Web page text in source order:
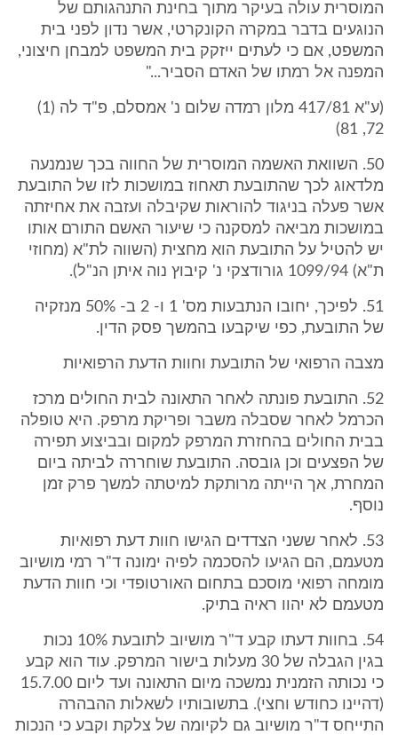
המוסרית עולה בעיקר מתוך בחינת התנהגותם של
הנוגעים בדבר במקרה הקונקרטי, אשר נדון לפני בית
המשפט, אם כי לעתים ייזקק בית המשפט למבחן חיצוני,
המפנה אל רמתו של האדם הסביר..."
(ע"א 417/81 מלון רמדה שלום נ' אמסלם, פ"ד לה (1)
72, 81)
50. השוואת האשמה המוסרית של החווה בכך שנמנעה
מלדאוג לכך שהתובעת תאחוז במושכות לזו של התובעת
אשר פעלה בניגוד להוראות שקיבלה ועזבה את אחיזתה
במושכות מביאה למסקנה כי שיעור האשם התורם אותו
יש להטיל על התובעת הוא מחצית (השווה לת"א (מחוזי
ת"א) 1099/94 גורודצקי נ' קיבוץ נוה איתן הנ"ל).
51. לפיכך, יחובו הנתבעות מס' 1 ו- 2 ב- 50% מנזקיה
של התובעת, כפי שיקבעו בהמשך פסק הדין.
מצבה הרפואי של התובעת וחוות הדעת הרפואיות
52. התובעת פונתה לאחר התאונה לבית החולים מרכז
הכרמל לאחר שסבלה משבר ופריקת מרפק. היא טופלה
בבית החולים בהחזרת המרפק למקום ובביצוע תפירה
של הפצעים וכן גובסה. התובעת שוחררה לביתה ביום
המחרת, אך הייתה מרותקת למיטתה למשך פרק זמן
נוסף.
53. לאחר ששני הצדדים הגישו חוות דעת רפואיות
מטעמם, הם הגיעו להסכמה לפיה ימונה ד"ר רמי מושיוב
מומחה רפואי מוסכם בתחום האורטופדי וכי חוות הדעת
מטעמם לא יהוו ראיה בתיק.
54. בחוות דעתו קבע ד"ר מושיוב לתובעת 10% נכות
בגין הגבלה של 30 מעלות בישור המרפק. עוד הוא קבע
כי נכותה הזמנית נמשכה מיום התאונה ועד ליום 15.7.00
(דהיינו כחודש וחצי). בתשובותיו לשאלות ההבהרה
התייחס ד"ר מושיוב גם לקיומה של צלקת וקבע כי הנכות